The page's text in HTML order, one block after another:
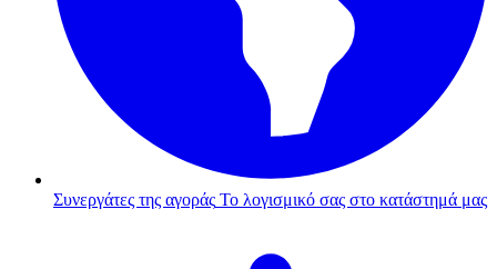
Συνεργάτες της αγοράς Το λογισμικό σας στο κατάστημά μας